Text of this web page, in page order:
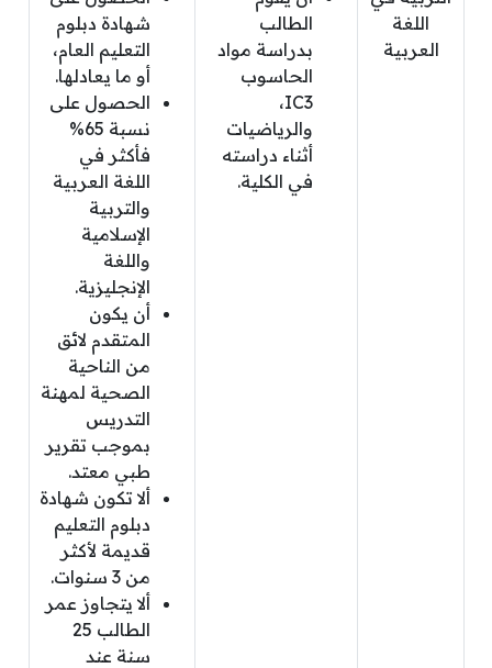
اللغة
العربية
الطالب
بدراسة مواد
الحاسوب
IC3،
والرياضيات
أثناء دراسته
في الكلية.
شهادة دبلوم
التعليم العام،
أو ما يعادلها.
الحصول على
نسبة 65%
فأكثر في
اللغة العربية
والتربية
الإسلامية
واللغة
الإنجليزية.
أن يكون
المتقدم لائق
من الناحية
الصحية لمهنة
التدريس
بموجب تقرير
طبي معتد.
ألا تكون شهادة
دبلوم التعليم
قديمة لأكثر
من 3 سنوات.
ألا يتجاوز عمر
الطالب 25
سنة عند